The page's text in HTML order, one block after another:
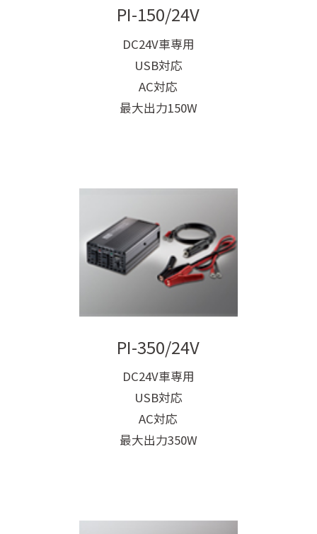
PI-150/24V
DC24V車専用
USB対応
AC対応
最大出力150W
PI-350/24V
DC24V車専用
USB対応
AC対応
最大出力350W